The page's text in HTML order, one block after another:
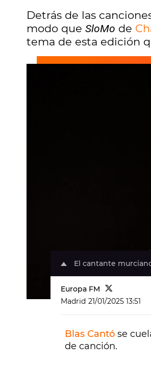
Detrás de las
modo que SloMo de
tema de esta edición
El cantante
Europa FM
Madrid 21/01/2025 13:51
Blas Cantó se
de canción.